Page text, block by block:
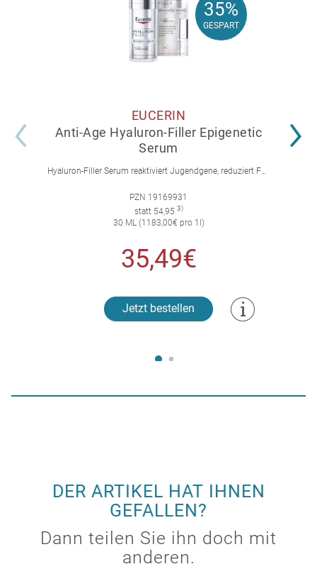
35%
GESPART
35%
GESPART
EUCERIN
Anti-Age Hyaluron-Filler Epigenetic
Serum
Hyaluron-Filler Serum reaktiviert Jugendgene, reduziert Falten und feine Linien, spendet intensive Feuchtigkeit und strafft die Gesichtskonturen.
PZN 19169931
statt 54,95 3)
30 ML (1183,00€ pro 1l)
35,49€
Jetzt bestellen
DER ARTIKEL HAT IHNEN
GEFALLEN?
Dann teilen Sie ihn doch mit
anderen.